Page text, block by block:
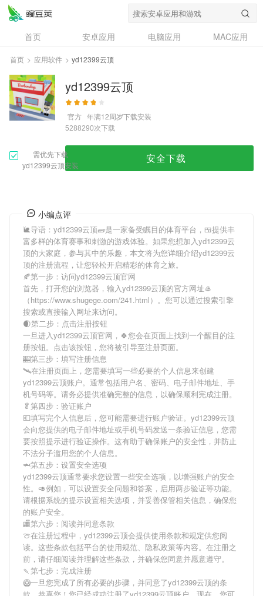
首页 安卓应用 电脑应用
MAC应用
资讯
专题
问答
首页 > 应用软件 > yd12399云顶
yd12399云顶
官方 年满12周岁下载安装
5288290次下载
需优先下载
yd12399云顶安装
安全下载
小编点评
🐌导语： yd12399云顶🧱是一家备受瞩目的体育平台，🍱提供丰
富多样的体育赛事和刺激的游戏体验。如果您想加入yd12399云
顶的大家庭，参与其中的乐趣，本文将为您详细介绍yd12399云
顶的注册流程，让您轻松开启精彩的体育之旅。
🍂第一步：访问yd12399云顶官网
首先，打开您的浏览器，输入yd12399云顶的官方网址🥌
（https://www.shugege.com/241.html）。您可以通过搜索引擎
搜索或直接输入网址来访问。
🌒第二步：点击注册按钮
一旦进入yd12399云顶官网，🍀您会在页面上找到一个醒目的注
册按钮。点击该按钮，您将被引导至注册页面。
🎰第三步：填写注册信息
🛰在注册页面上，您需要填写一些必要的个人信息来创建
yd12399云顶账户。通常包括用户名、密码、电子邮件地址、手
机号码等。请务必提供准确完整的信息，以确保顺利完成注册。
🥬第四步：验证账户
💶填写完个人信息后，您可能需要进行账户验证。 yd12399云顶
会向您提供的电子邮件地址或手机号码发送一条验证信息，您需
要按照提示进行验证操作。这有助于确保账户的安全性，并防止
不法分子滥用您的个人信息。
🦈第五步：设置安全选项
yd12399云顶通常要求您设置一些安全选项，以增强账户的安全
性。🥑例如，可以设置安全问题和答案，启用两步验证等功能。
请根据系统的提示设置相关选项，并妥善保管相关信息，确保您
的账户安全。
🏬第六步：阅读并同意条款
🍈在注册过程中， yd12399云顶会提供使用条款和规定供您阅
读。这些条款包括平台的使用规范、隐私政策等内容。在注册之
前，请仔细阅读并理解这些条款，并确保您同意并愿意遵守。
🍡第七步：完成注册
🥝一旦您完成了所有必要的步骤，并同意了yd12399云顶的条